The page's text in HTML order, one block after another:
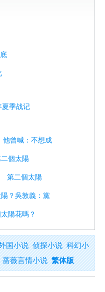
夏季战记
他曾喊：不想成
個太陽
第二個太陽
？吳敦義：黨
陽花嗎？
国小说 侦探小说 科幻小
蔷薇言情小说 繁体版